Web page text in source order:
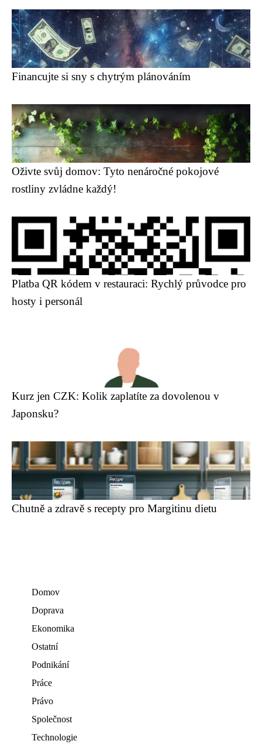
Financujte si sny s chytrým plánováním
Oživte svůj domov: Tyto nenáročné pokojové
rostliny zvládne každý!
Platba QR kódem v restauraci: Rychlý průvodce pro
hosty i personál
Kurz jen CZK: Kolik zaplatíte za dovolenou v
Japonsku?
Chutně a zdravě s recepty pro Margitinu dietu
Domov
Doprava
Ekonomika
Ostatní
Podnikání
Práce
Právo
Společnost
Technologie